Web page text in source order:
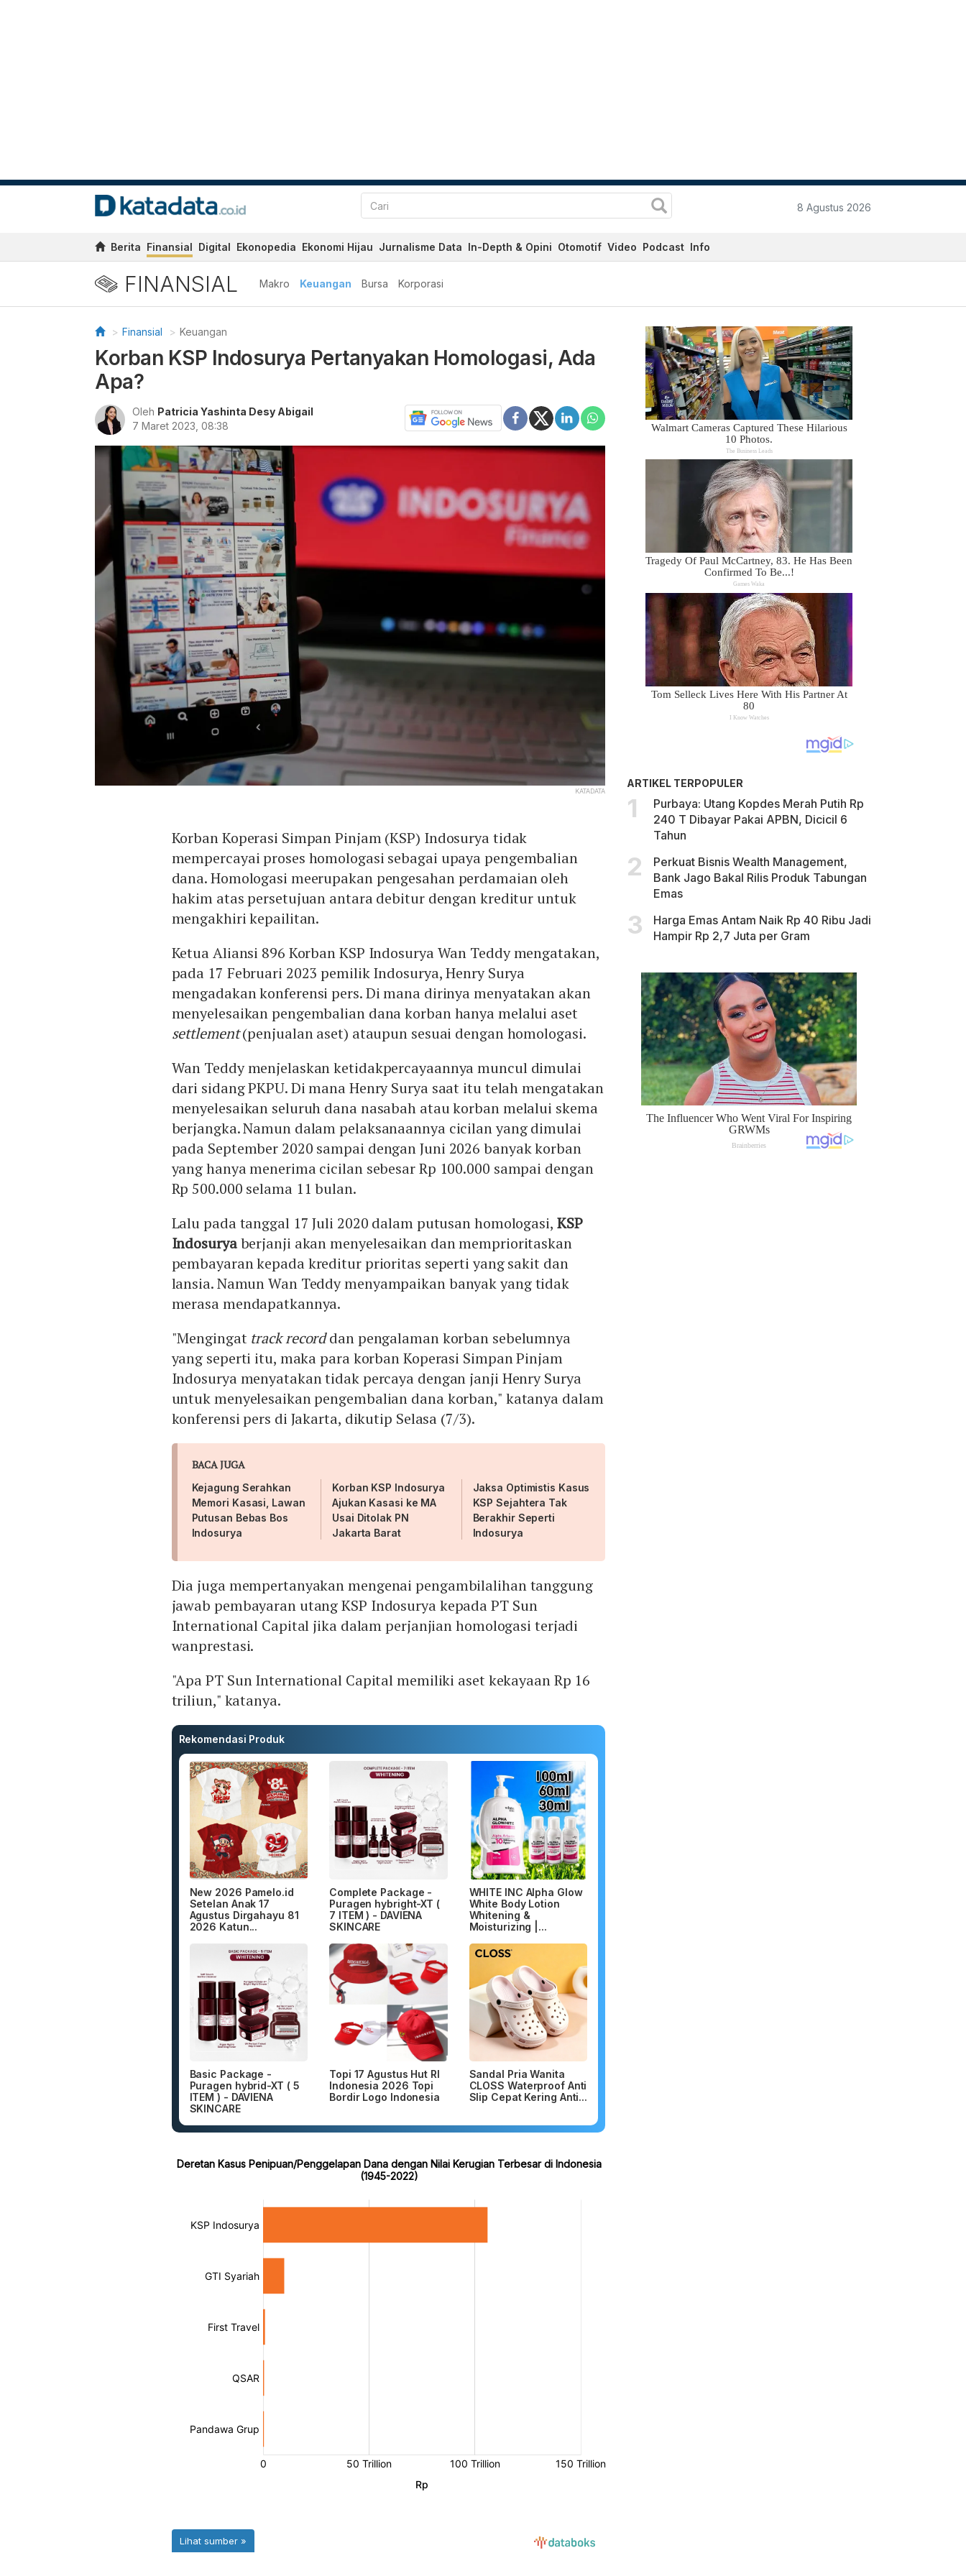
8 Agustus 2026
Berita Finansial Digital Ekonopedia Ekonomi Hijau Jurnalisme Data In-Depth & Opini Otomotif Video Podcast Info
FINANSIAL Makro Keuangan Bursa Korporasi
Finansial Keuangan
Korban KSP Indosurya Pertanyakan Homologasi, Ada
Apa?
Oleh Patricia Yashinta Desy Abigail
7 Maret 2023, 08:38
KATADATA
Korban Koperasi Simpan Pinjam (KSP) Indosurya tidak
mempercayai proses homologasi sebagai upaya pengembalian
dana. Homologasi meerupakan pengesahan perdamaian oleh
hakim atas persetujuan antara debitur dengan kreditur untuk
mengakhiri kepailitan.
Ketua Aliansi 896 Korban KSP Indosurya Wan Teddy mengatakan,
pada 17 Februari 2023 pemilik Indosurya, Henry Surya
mengadakan konferensi pers. Di mana dirinya menyatakan akan
menyelesaikan pengembalian dana korban hanya melalui aset
settlement(penjualan aset) ataupun sesuai dengan homologasi.
Wan Teddy menjelaskan ketidakpercayaannya muncul dimulai
dari sidang PKPU. Di mana Henry Surya saat itu telah mengatakan
menyelesaikan seluruh dana nasabah atau korban melalui skema
berjangka. Namun dalam pelaksanaannya cicilan yang dimulai
pada September 2020 sampai dengan Juni 2026 banyak korban
yang hanya menerima cicilan sebesar Rp 100.000 sampai dengan
Rp 500.000 selama 11 bulan.
Lalu pada tanggal 17 Juli 2020 dalam putusan homologasi, KSP
Indosuryaberjanji akan menyelesaikan dan memprioritaskan
pembayaran kepada kreditur prioritas seperti yang sakit dan
lansia. Namun Wan Teddy menyampaikan banyak yang tidak
merasa mendapatkannya.
"Mengingattrack recorddan pengalaman korban sebelumnya
yang seperti itu, maka para korban Koperasi Simpan Pinjam
Indosurya menyatakan tidak percaya dengan janji Henry Surya
untuk menyelesaikan pengembalian dana korban," katanya dalam
konferensi pers di Jakarta, dikutip Selasa (7/3).
BACA JUGA
Kejagung Serahkan
Memori Kasasi, Lawan
Putusan Bebas Bos
Indosurya
Korban KSP Indosurya
Ajukan Kasasi ke MA
Usai Ditolak PN
Jakarta Barat
Jaksa Optimistis Kasus
KSP Sejahtera Tak
Berakhir Seperti
Indosurya
Dia juga mempertanyakan mengenai pengambilalihan tanggung
jawab pembayaran utang KSP Indosurya kepada PT Sun
International Capital jika dalam perjanjian homologasi terjadi
wanprestasi.
"Apa PT Sun International Capital memiliki aset kekayaan Rp 16
triliun," katanya.
Rekomendasi Produk
New 2026 Pamelo.id
Setelan Anak 17
Agustus Dirgahayu 81
2026 Katun...
Complete Package -
Puragen hybright-XT (
7 ITEM ) - DAVIENA
SKINCARE
WHITE INC Alpha Glow
White Body Lotion
Whitening &
Moisturizing |...
Basic Package -
Puragen hybrid-XT ( 5
ITEM ) - DAVIENA
SKINCARE
Topi 17 Agustus Hut RI
Indonesia 2026 Topi
Bordir Logo Indonesia
Sandal Pria Wanita
CLOSS Waterproof Anti
Slip Cepat Kering Anti...
ARTIKEL TERPOPULER
Purbaya: Utang Kopdes Merah Putih Rp
240 T Dibayar Pakai APBN, Dicicil 6
Tahun
Perkuat Bisnis Wealth Management,
Bank Jago Bakal Rilis Produk Tabungan
Emas
Harga Emas Antam Naik Rp 40 Ribu Jadi
Hampir Rp 2,7 Juta per Gram